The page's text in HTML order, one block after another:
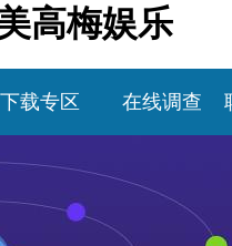
高梅娱乐
下载专区 在线调查